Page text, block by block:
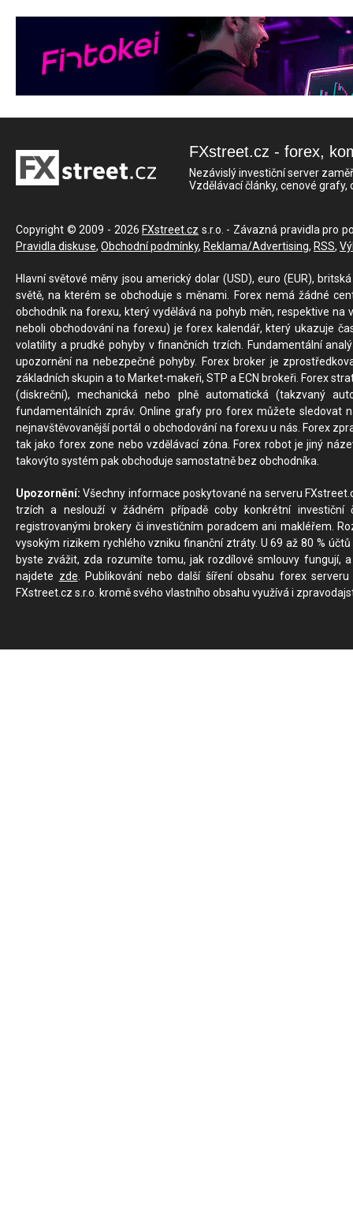
FXstreet.cz - forex,
Nezávislý investiční server
Vzdělávací články, cenové
Copyright © 2009 - 2026 FXstreet.cz s.r.o. - Závazná pravidla pro
Pravidla diskuse, Obchodní podmínky, Reklama/Advertising, RSS,
Hlavní světové měny jsou americký dolar (USD), euro (EUR),
světě, na kterém se obchoduje s měnami. Forex nemá žádné
obchodník na forexu, který vydělává na pohyb měn, respektive
neboli obchodování na forexu) je forex kalendář, který ukazuje
volatility a prudké pohyby v finančních trzích. Fundamentální
upozornění na nebezpečné pohyby. Forex broker je
základních skupin a to Market-makeři, STP a ECN brokeři. Forex
(diskreční), mechanická nebo plně automatická (takzvaný
fundamentálních zpráv. Online grafy pro forex můžete sledovat
nejnavštěvovanější portál o obchodování na forexu u nás. Forex
tak jako forex zone nebo vzdělávací zóna. Forex robot je jiný
takovýto systém pak obchoduje samostatně bez obchodníka.
Upozornění: Všechny informace poskytované na serveru
trzích a neslouží v žádném případě coby konkrétní investiční
registrovanými brokery či investičním poradcem ani makléřem.
vysokým rizikem rychlého vzniku finanční ztráty. U 69 až 80 %
byste zvážit, zda rozumíte tomu, jak rozdílové smlouvy fungují,
najdete zde. Publikování nebo další šíření obsahu forex
FXstreet.cz s.r.o. kromě svého vlastního obsahu využívá i